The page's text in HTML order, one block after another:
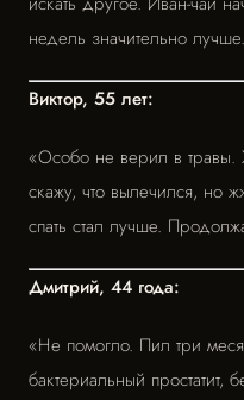
недель значительно
Виктор, 55 лет:
«Особо не верил в травы.
скажу, что вылечился, но
спать стал лучше.
Дмитрий, 44 года:
«Не помогло. Пил три
бактериальный простатит,